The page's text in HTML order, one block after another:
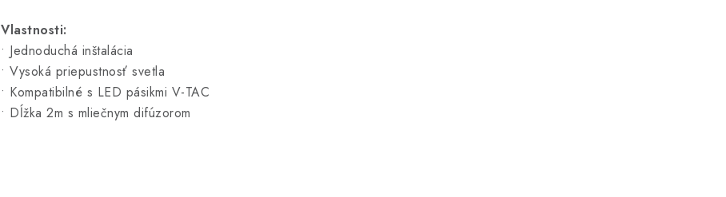
Vlastnosti:
• Jednoduchá inštalácia
• Vysoká priepustnosť svetla
• Kompatibilné s LED pásikmi V-TAC
• Dĺžka 2m s mliečnym difúzorom